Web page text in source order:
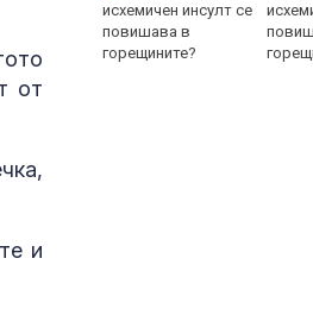
от
и